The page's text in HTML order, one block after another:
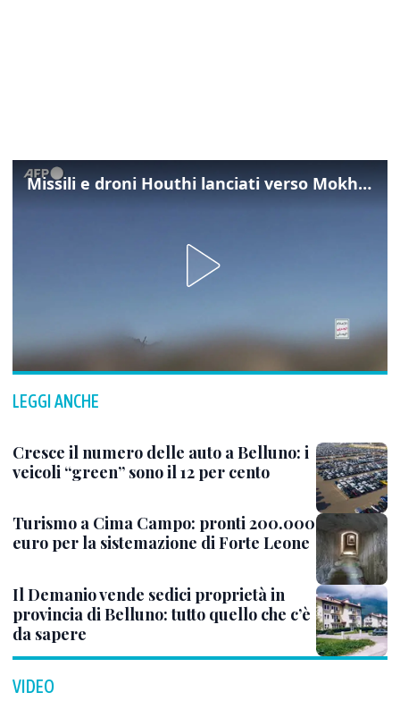
Missili e droni Houthi lanciati verso Mokha nello Yemen
LEGGI ANCHE
Cresce il numero delle auto a Belluno: i
veicoli “green” sono il 12 per cento
Turismo a Cima Campo: pronti 200.000
euro per la sistemazione di Forte Leone
Il Demanio vende sedici proprietà in
provincia di Belluno: tutto quello che c’è
da sapere
VIDEO